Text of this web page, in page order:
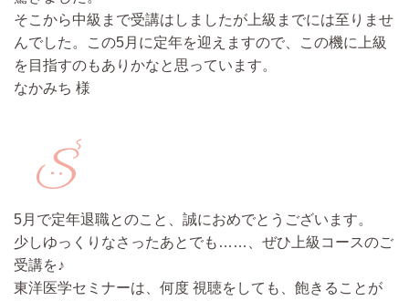
そこから中級まで受講はしましたが上級までには至りませ
んでした。この5月に定年を迎えますので、この機に上級
を目指すのもありかなと思っています。
なかみち 様
5月で定年退職とのこと、誠におめでとうございます。
少しゆっくりなさったあとでも……、ぜひ上級コースのご
受講を♪
東洋医学セミナーは、何度 視聴をしても、飽きることが